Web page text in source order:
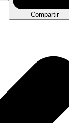
Compartir